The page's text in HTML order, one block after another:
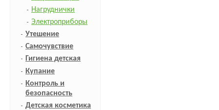
Нагруднички
Электроприборы
Утешение
Самочувствие
Гигиена детская
Купание
Контроль и
безопасность
Детская косметика